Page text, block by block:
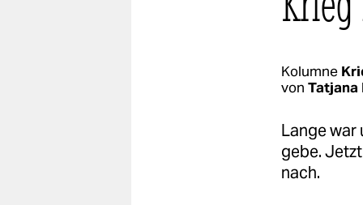
Kolumne
von Tatjana
Lange war
gebe.
nach.